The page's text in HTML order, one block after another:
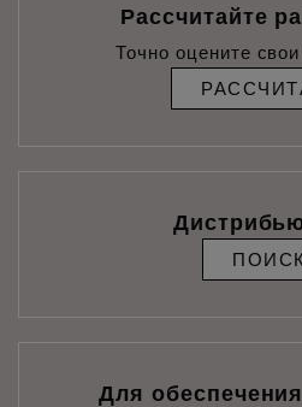
Рассчитайте
Точно оцените
ПОИСК
Для